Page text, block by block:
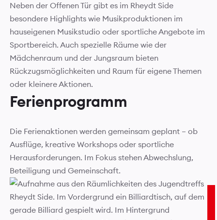
Neben der Offenen Tür gibt es im Rheydt Side
besondere Highlights wie Musikproduktionen im
hauseigenen Musikstudio oder sportliche Angebote im
Sportbereich. Auch spezielle Räume wie der
Mädchenraum und der Jungsraum bieten
Rückzugsmöglichkeiten und Raum für eigene Themen
oder kleinere Aktionen.
Ferienprogramm
Die Ferienaktionen werden gemeinsam geplant – ob
Ausflüge, kreative Workshops oder sportliche
Herausforderungen. Im Fokus stehen Abwechslung,
Beteiligung und Gemeinschaft.